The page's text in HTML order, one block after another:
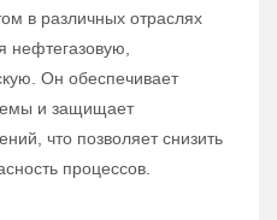
в различных отраслях
нефтегазовую,
Он обеспечивает
и защищает
что позволяет снизить
процессов.